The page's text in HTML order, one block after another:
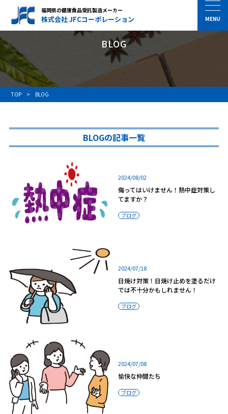
福岡県の健康食品受託製造メーカー
株式会社 JFCコーポレーション
BLOG
TOP BLOG
BLOGの記事一覧
2024/08/02
侮ってはいけません！熱中症対策し
てますか？
ブログ
2024/07/18
日焼け対策！日焼け止めを塗るだけ
では不十分かもしれません！
ブログ
2024/07/08
愉快な仲間たち
ブログ